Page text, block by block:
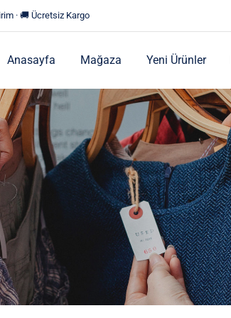
· 🚚 Ücretsiz Kargo
Anasayfa Mağaza Yeni Ürünler